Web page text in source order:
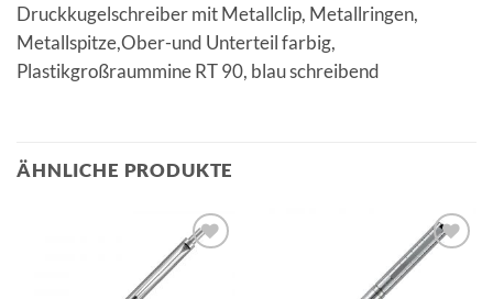
Druckkugelschreiber mit Metallclip, Metallringen,
Metallspitze,Ober-und Unterteil farbig,
Plastikgroßraummine RT 90, blau schreibend
ÄHNLICHE PRODUKTE
Auf die
Auf die